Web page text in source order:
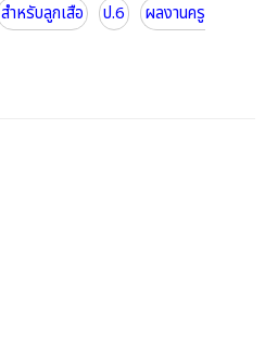
สำหรับลูกเสือ ป.6
ผลงานครู